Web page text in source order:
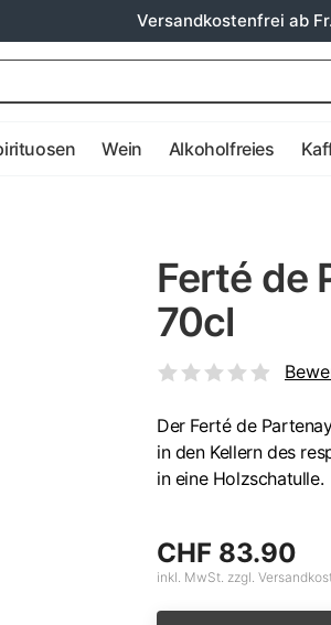
Versandkostenfrei ab
Wein Alkoholfreies
Ferté de
70cl
Der Ferté de
in den Kellern des
in eine Holzschatulle.
CHF 83.90
inkl. MwSt. zzgl.